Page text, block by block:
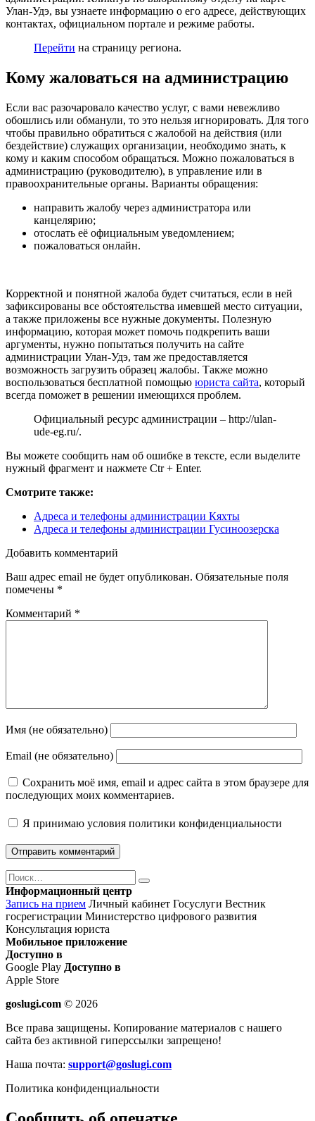
Улан-Удэ, вы узнаете информацию о его адресе, действующих
контактах, официальном портале и режиме работы.
Перейти на страницу региона.
Кому жаловаться на администрацию
Если вас разочаровало качество услуг, с вами невежливо
обошлись или обманули, то это нельзя игнорировать. Для того
чтобы правильно обратиться с жалобой на действия (или
бездействие) служащих организации, необходимо знать, к
кому и каким способом обращаться. Можно пожаловаться в
администрацию (руководителю), в управление или в
правоохранительные органы. Варианты обращения:
направить жалобу через администратора или
канцелярию;
отослать её официальным уведомлением;
пожаловаться онлайн.
Корректной и понятной жалоба будет считаться, если в ней
зафиксированы все обстоятельства имевшей место ситуации,
а также приложены все нужные документы. Полезную
информацию, которая может помочь подкрепить ваши
аргументы, нужно попытаться получить на сайте
администрации Улан-Удэ, там же предоставляется
возможность загрузить образец жалобы. Также можно
воспользоваться бесплатной помощью юриста сайта, который
всегда поможет в решении имеющихся проблем.
Официальный ресурс администрации – http://ulan-
ude-eg.ru/.
Вы можете сообщить нам об ошибке в тексте, если выделите
нужный фрагмент и нажмете Ctr + Enter.
Смотрите также:
Адреса и телефоны администрации Кяхты
Адреса и телефоны администрации Гусиноозерска
Добавить комментарий
Ваш адрес email не будет опубликован. Обязательные поля
помечены *
Комментарий *
Имя (не обязательно)
Email (не обязательно)
Сохранить моё имя, email и адрес сайта в этом браузере для
последующих моих комментариев.
Я принимаю условия политики конфиденциальности
Поиск
Найти
Информационный центр
Запись на прием Личный кабинет Госуслуги Вестник
госрегистрации Министерство цифрового развития
Консультация юриста
Мобильное приложение
Доступно в
Google Play Доступно в
Apple Store
goslugi.com © 2026
Все права защищены. Копирование материалов с нашего
сайта без активной гиперссылки запрещено!
Наша почта: support@goslugi.com
Политика конфиденциальности